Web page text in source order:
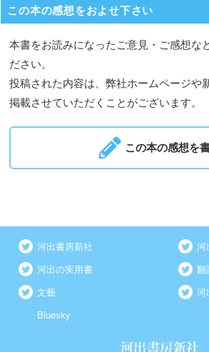
この本の感想をおよせ下さい
本書をお読みになったご意見・ご感想な
ださい。
投稿された内容は、弊社ホームページや
掲載させていただくことがございます。
この本の感想を
河出書房新社 河
河出の実用書 翻
文藝 河
Bluesky